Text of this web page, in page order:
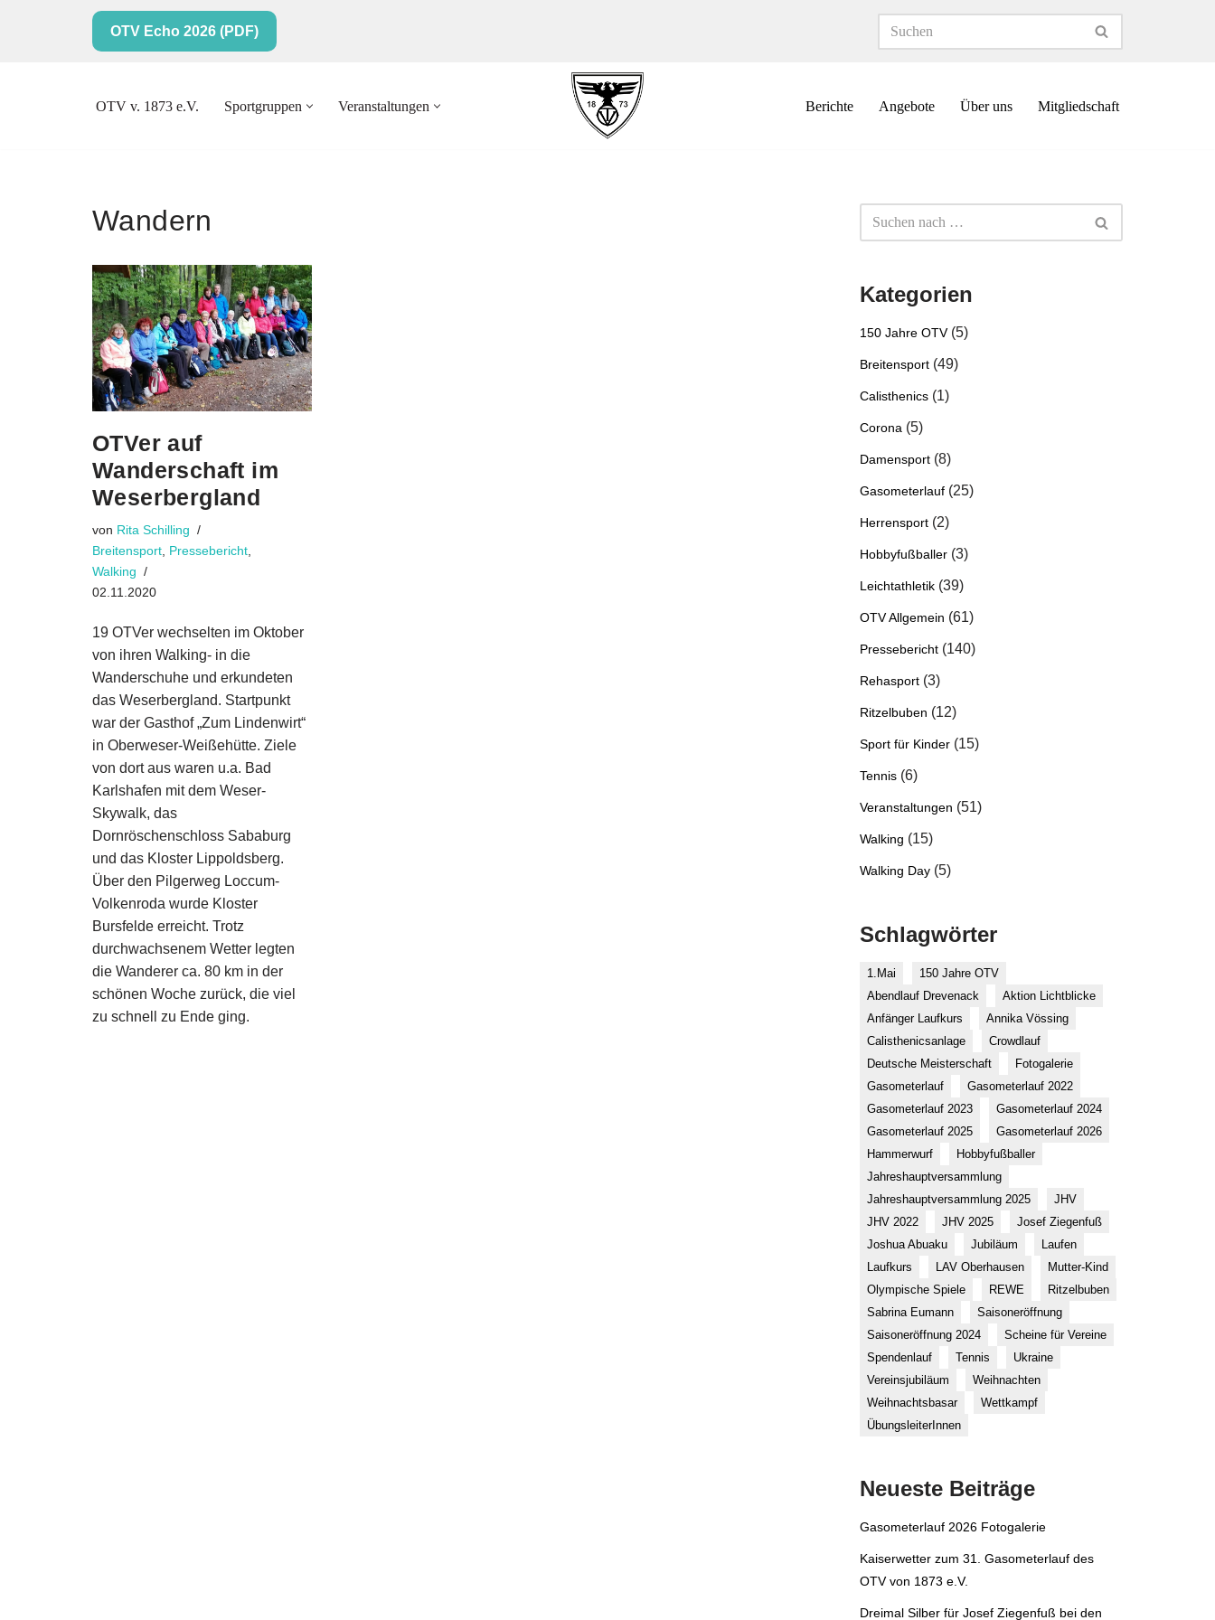
OTV Echo 2026 (PDF)
OTV v. 1873 e.V. Sportgruppen Veranstaltungen Berichte Angebote Über uns Mitgliedschaft
Wandern
OTVer auf
Wanderschaft im
Weserbergland
von Rita Schilling
Breitensport Pressebericht
Walking
02.11.2020
19 OTVer wechselten im Oktober
von ihren Walking- in die
Wanderschuhe und erkundeten
das Weserbergland. Startpunkt
war der Gasthof „Zum Lindenwirt“
in Oberweser-Weißehütte. Ziele
von dort aus waren u.a. Bad
Karlshafen mit dem Weser-
Skywalk, das
Dornröschenschloss Sababurg
und das Kloster Lippoldsberg.
Über den Pilgerweg Loccum-
Volkenroda wurde Kloster
Bursfelde erreicht. Trotz
durchwachsenem Wetter legten
die Wanderer ca. 80 km in der
schönen Woche zurück, die viel
zu schnell zu Ende ging.
Kategorien
150 Jahre OTV(5)
Breitensport (49)
Calisthenics (1)
Corona (5)
Damensport (8)
Gasometerlauf (25)
Herrensport (2)
Hobbyfußballer (3)
Leichtathletik (39)
OTV Allgemein (61)
Pressebericht (140)
Rehasport (3)
Ritzelbuben (12)
Sport für Kinder (15)
Tennis (6)
Veranstaltungen (51)
Walking (15)
Walking Day (5)
Schlagwörter
1.Mai
150 Jahre OTV
Abendlauf Drevenack
Aktion Lichtblicke
Anfänger Laufkurs
Annika Vössing
Calisthenicsanlage
Crowdlauf
Deutsche Meisterschaft
Fotogalerie
Gasometerlauf
Gasometerlauf 2022
Gasometerlauf 2023
Gasometerlauf 2024
Gasometerlauf 2025
Gasometerlauf 2026
Hammerwurf
Hobbyfußballer
Jahreshauptversammlung
Jahreshauptversammlung 2025
JHV
JHV 2022
JHV 2025
Josef Ziegenfuß
Joshua Abuaku
Jubiläum
Laufen
Laufkurs
LAV Oberhausen
Mutter-Kind
Olympische Spiele
REWE
Ritzelbuben
Sabrina Eumann
Saisoneröffnung
Saisoneröffnung 2024
Scheine für Vereine
Spendenlauf
Tennis
Ukraine
Vereinsjubiläum
Weihnachten
Weihnachtsbasar
Wettkampf
ÜbungsleiterInnen
Neueste Beiträge
Gasometerlauf 2026 Fotogalerie
Kaiserwetter zum 31. Gasometerlauf des
OTV von 1873 e.V.
Dreimal Silber für Josef Ziegenfuß bei den